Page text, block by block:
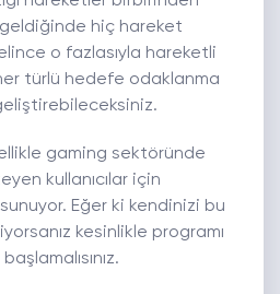
geldiğinde hiç hareket
o fazlasıyla hareketli
türlü hedefe odaklanma
gaming sektöründe
kullanıcılar için
Eğer ki kendinizi bu
kesinlikle programı